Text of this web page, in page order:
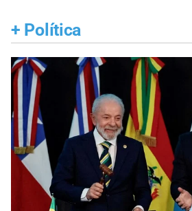
+ Política